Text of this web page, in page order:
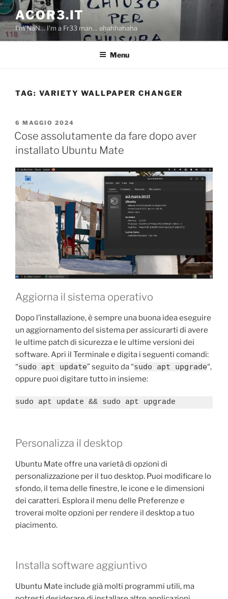
Salta
al
contenuto
ACOR3.IT
I'm NaN… I'm a Fr33 man… ahahhahaha
Menu
TAG: VARIETY WALLPAPER CHANGER
PUBBLICATO
IL
6 MAGGIO 2024
Cose assolutamente da fare dopo aver
installato Ubuntu Mate
Aggiorna il sistema operativo
Dopo l’installazione, è sempre una buona idea eseguire
un aggiornamento del sistema per assicurarti di avere
le ultime patch di sicurezza e le ultime versioni dei
software. Apri il Terminale e digita i seguenti comandi:
“sudo apt update” seguito da “sudo apt upgrade“,
oppure puoi digitare tutto in insieme:
sudo apt update && sudo apt upgrade
Personalizza il desktop
Ubuntu Mate offre una varietà di opzioni di
personalizzazione per il tuo desktop. Puoi modificare lo
sfondo, il tema delle finestre, le icone e le dimensioni
dei caratteri. Esplora il menu delle Preferenze e
troverai molte opzioni per rendere il desktop a tuo
piacimento.
Installa software aggiuntivo
Ubuntu Mate include già molti programmi utili, ma